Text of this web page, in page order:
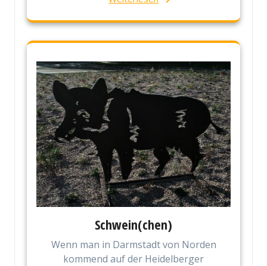
Schwein(chen)
Wenn man in Darmstadt von Norden
kommend auf der Heidelberger